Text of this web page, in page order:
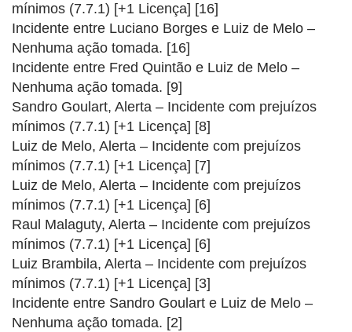
mínimos (7.7.1) [+1 Licença] [16]
Incidente entre Luciano Borges e Luiz de Melo –
Nenhuma ação tomada. [16]
Incidente entre Fred Quintão e Luiz de Melo –
Nenhuma ação tomada. [9]
Sandro Goulart, Alerta – Incidente com prejuízos
mínimos (7.7.1) [+1 Licença] [8]
Luiz de Melo, Alerta – Incidente com prejuízos
mínimos (7.7.1) [+1 Licença] [7]
Luiz de Melo, Alerta – Incidente com prejuízos
mínimos (7.7.1) [+1 Licença] [6]
Raul Malaguty, Alerta – Incidente com prejuízos
mínimos (7.7.1) [+1 Licença] [6]
Luiz Brambila, Alerta – Incidente com prejuízos
mínimos (7.7.1) [+1 Licença] [3]
Incidente entre Sandro Goulart e Luiz de Melo –
Nenhuma ação tomada. [2]